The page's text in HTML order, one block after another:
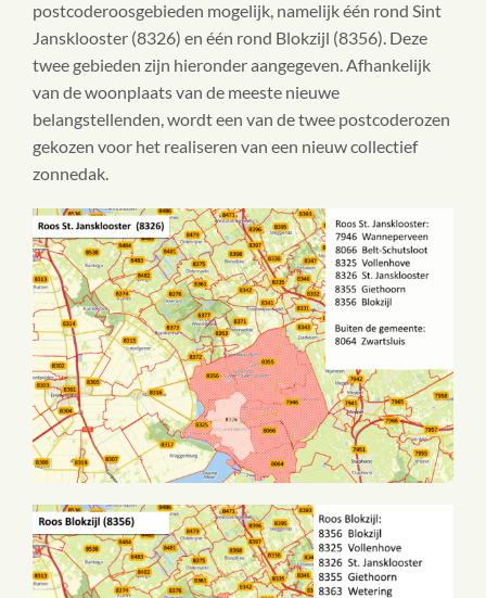
postcoderoosgebieden mogelijk, namelijk één rond Sint
Jansklooster (8326) en één rond Blokzijl (8356). Deze
twee gebieden zijn hieronder aangegeven. Afhankelijk
van de woonplaats van de meeste nieuwe
belangstellenden, wordt een van de twee postcoderozen
gekozen voor het realiseren van een nieuw collectief
zonnedak.